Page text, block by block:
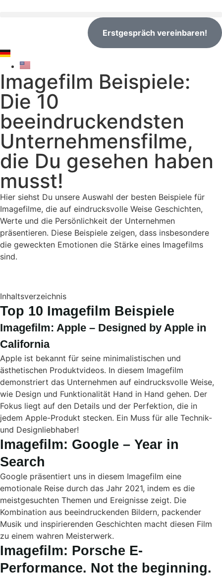
Erstgespräch vereinbaren!
Imagefilm Beispiele:
Die 10
beeindruckendsten
Unternehmensfilme,
die Du gesehen haben
musst!
Hier siehst Du unsere Auswahl der besten Beispiele für
Imagefilme, die auf eindrucksvolle Weise Geschichten,
Werte und die Persönlichkeit der Unternehmen
präsentieren. Diese Beispiele zeigen, dass insbesondere
die geweckten Emotionen die Stärke eines Imagefilms
sind.
Inhaltsverzeichnis
Top 10 Imagefilm Beispiele
Imagefilm: Apple – Designed by Apple in
California
Apple ist bekannt für seine minimalistischen und
ästhetischen Produktvideos. In diesem Imagefilm
demonstriert das Unternehmen auf eindrucksvolle Weise,
wie Design und Funktionalität Hand in Hand gehen. Der
Fokus liegt auf den Details und der Perfektion, die in
jedem Apple-Produkt stecken. Ein Muss für alle Technik-
und Designliebhaber!
Imagefilm: Google – Year in
Search
Google präsentiert uns in diesem Imagefilm eine
emotionale Reise durch das Jahr 2021, indem es die
meistgesuchten Themen und Ereignisse zeigt. Die
Kombination aus beeindruckenden Bildern, packender
Musik und inspirierenden Geschichten macht diesen Film
zu einem wahren Meisterwerk.
Imagefilm: Porsche E-
Performance. Not the beginning.